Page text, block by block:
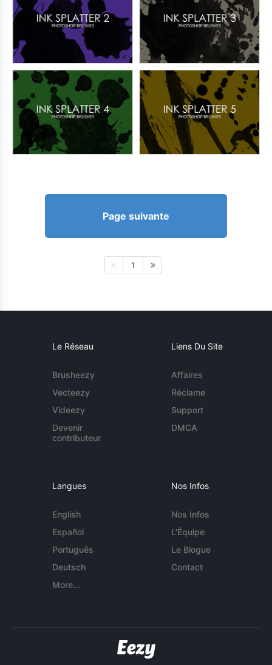
Page suivante
1
Le Réseau
Brusheezy
Vecteezy
Videezy
Devenir
contributeur
Liens Du Site
Affaires
Réclame
Support
DMCA
Langues
English
Español
Português
Deutsch
More...
Nos Infos
Nos Infos
L'Équipe
Le Blogue
Contact